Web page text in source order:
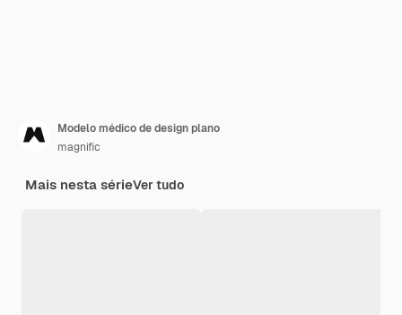
Modelo médico de design plano
magnific
Mais nesta sérieVer tudo